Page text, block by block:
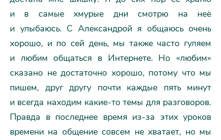
и в самые хмурые дни смотрю на неё
и улыбаюсь. С Александрой я общаюсь очень
хорошо, и по сей день, мы также часто гуляем
и любим общаться в Интернете. Но «любим»
сказано не достаточно хорошо, потому что мы
пишем, друг другу почти каждые пять минут
и всегда находим какие-то темы для разговоров.
Правда в последнее время из-за этих уроков
времени на общение совсем не хватает, но мы